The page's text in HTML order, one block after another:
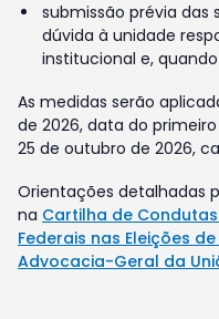
submissão prévia das
dúvida à unidade
institucional e,
As medidas serão
de 2026, data do
25 de outubro de 2026,
Orientações detalhadas
na Cartilha de
Federais nas Eleições
Advocacia-Geral da